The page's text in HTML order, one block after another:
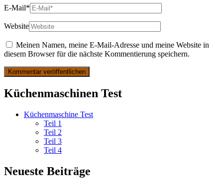
E-Mail*
Website
Meinen Namen, meine E-Mail-Adresse und meine Website in
diesem Browser für die nächste Kommentierung speichern.
Küchenmaschinen Test
Küchenmaschine Test
Teil 1
Teil 2
Teil 3
Teil 4
Neueste Beiträge